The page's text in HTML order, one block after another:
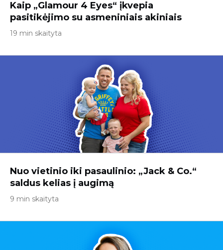
Kaip „Glamour 4 Eyes“ įkvepia
pasitikėjimo su asmeniniais akiniais
19 min skaityta
Nuo vietinio iki pasaulinio: „Jack & Co.“
saldus kelias į augimą
9 min skaityta